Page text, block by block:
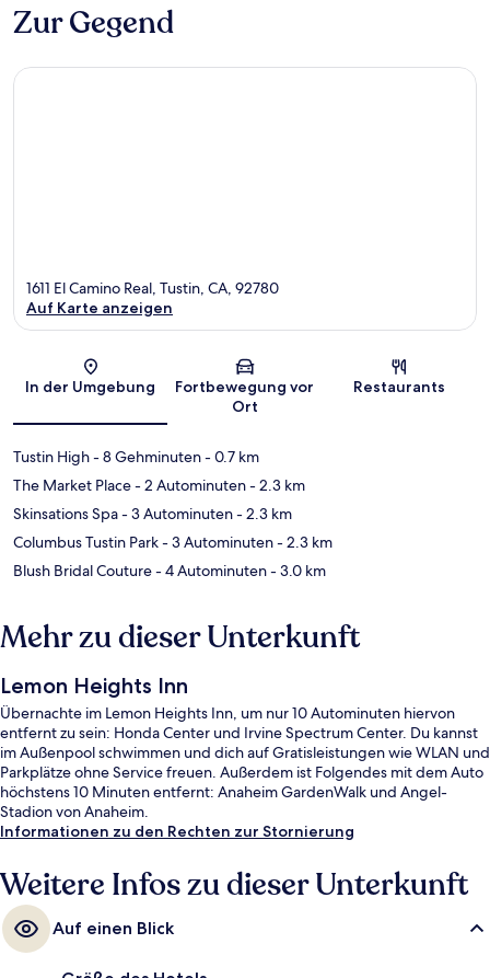
Zur Gegend
Karte
1611 El Camino Real, Tustin, CA, 92780
Auf Karte anzeigen
In der Umgebung
Fortbewegung vor
Ort
Restaurants
Tustin High- 8 Gehminuten- 0.7 km
The Market Place- 2 Autominuten- 2.3 km
Skinsations Spa- 3 Autominuten- 2.3 km
Columbus Tustin Park- 3 Autominuten- 2.3 km
Blush Bridal Couture- 4 Autominuten- 3.0 km
Mehr zu dieser Unterkunft
Lemon Heights Inn
Übernachte im Lemon Heights Inn, um nur 10 Autominuten hiervon
entfernt zu sein: Honda Center und Irvine Spectrum Center. Du kannst
im Außenpool schwimmen und dich auf Gratisleistungen wie WLAN und
Parkplätze ohne Service freuen. Außerdem ist Folgendes mit dem Auto
höchstens 10 Minuten entfernt: Anaheim GardenWalk und Angel-
Stadion von Anaheim.
Informationen zu den Rechten zur Stornierung
Weitere Infos zu dieser Unterkunft
Auf einen Blick